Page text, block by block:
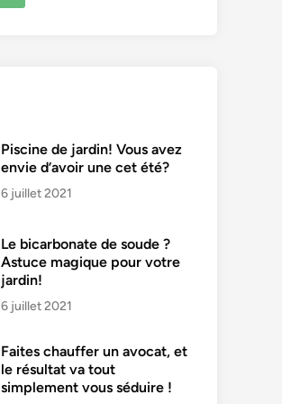
Piscine de jardin! Vous avez
envie d’avoir une cet été?
6 juillet 2021
Le bicarbonate de soude ?
Astuce magique pour votre
jardin!
6 juillet 2021
Faites chauffer un avocat, et
le résultat va tout
simplement vous séduire !